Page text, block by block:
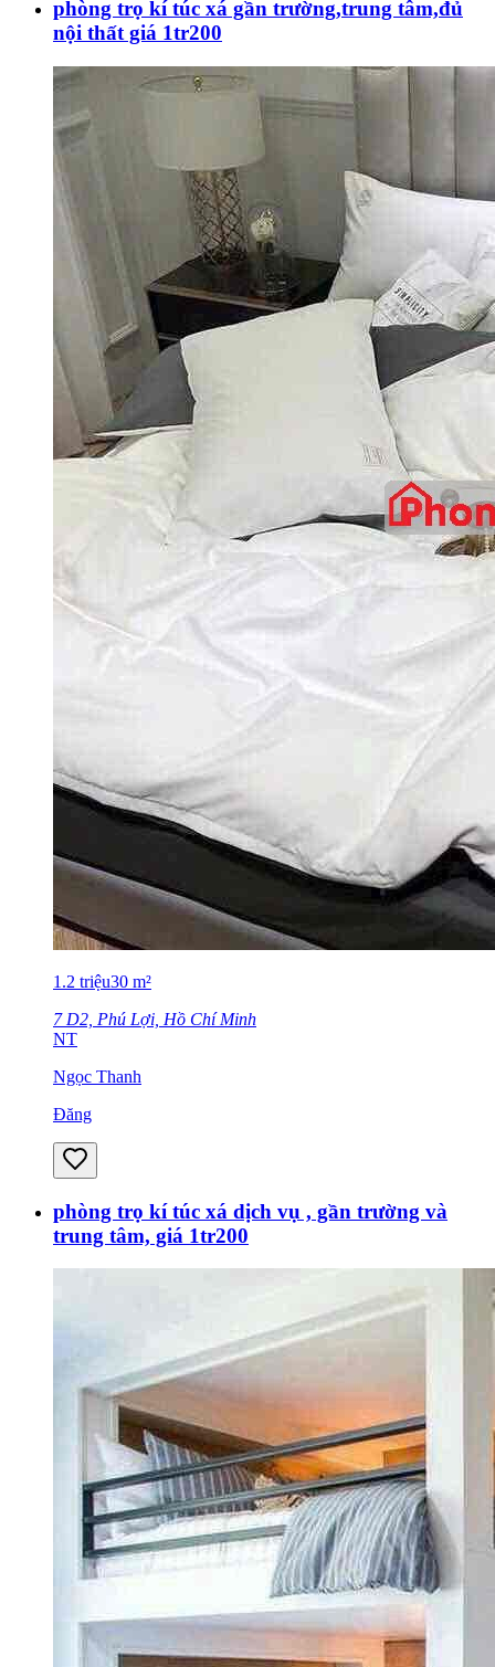
phòng trọ kí túc xá gần trường,trung tâm,đủ
nội thất giá 1tr200
1.2 triệu30 m²
7 D2, Phú Lợi, Hồ Chí Minh
NT
Ngọc Thanh
Đăng
phòng trọ kí túc xá dịch vụ , gần trường và
trung tâm, giá 1tr200